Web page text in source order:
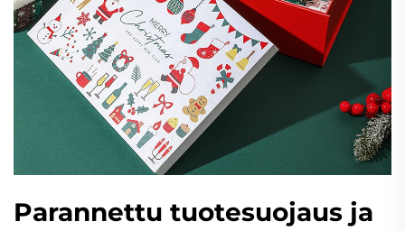
Parannettu tuotesuojaus ja